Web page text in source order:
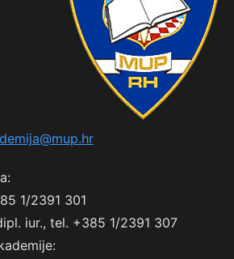
1/2391 301
iur., tel. +385 1/2391 307